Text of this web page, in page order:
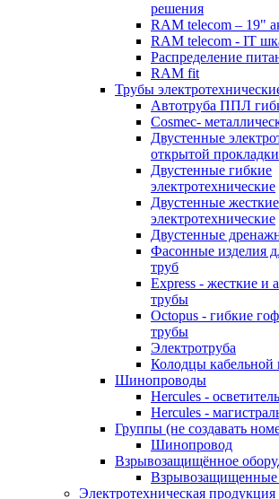
решения
RAM telecom – 19"
RAM telecom - IT
Распределение
RAM fit
Трубы
Автотруба ППЛ
Cosmec-
Двустенные
открытой прокладки
Двустенные гибкие
электротехнические
Двустенные жесткие
электротехнические
Двустенные
Фасонные изделия
труб
Express - жесткие и
трубы
Octopus - гибкие
трубы
Электротруба
Колодцы кабельной
Шинопроводы
Hercules -
Hercules -
Группы (не создавать
Шинопровод
Взрывозащищённое
Взрывозащищенные
Электротехническая